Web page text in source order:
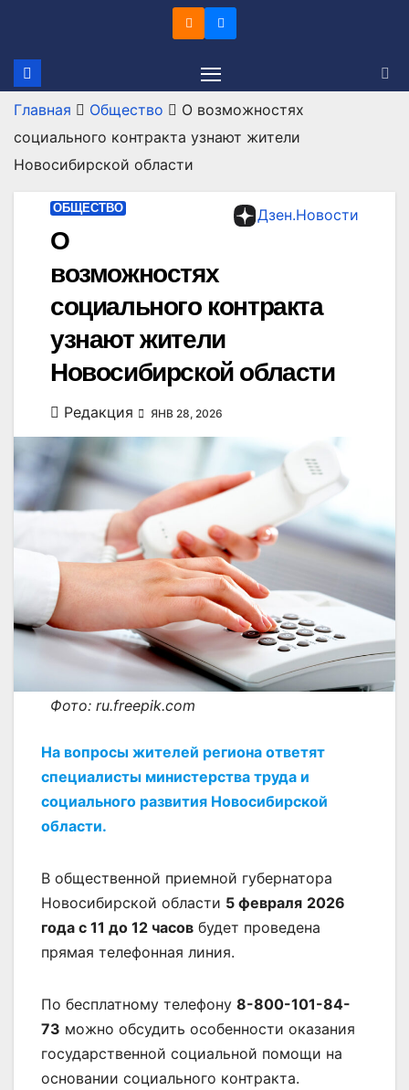
содержимому
Главная Общество
О возможностях
социального контракта узнают жители
Новосибирской области
Дзен.Новости
ОБЩЕСТВО
О
возможностях
социального контракта
узнают жители
Новосибирской области
Редакция ЯНВ 28, 2026
Фото: ru.freepik.com
На вопросы жителей региона ответят
специалисты министерства труда и
социального развития Новосибирской
области.
В общественной приемной губернатора
Новосибирской области 5 февраля 2026
года с 11 до 12 часов будет проведена
прямая телефонная линия.
По бесплатному телефону 8-800-101-84-
73 можно обсудить особенности оказания
государственной социальной помощи на
основании социального контракта.